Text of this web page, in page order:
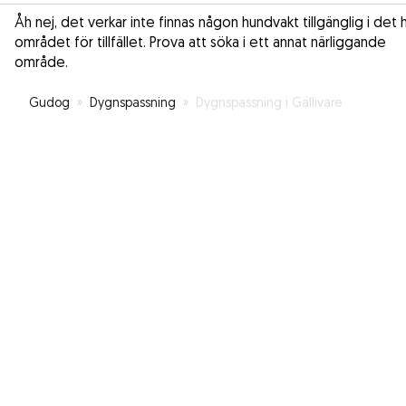
Åh nej, det verkar inte finnas någon hundvakt tillgänglig i det
området för tillfället. Prova att söka i ett annat närliggande
område.
Gudog » Dygnspassning » Dygnspassning i Gällivare